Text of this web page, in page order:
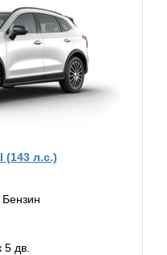
(143 л.с.)
дв.